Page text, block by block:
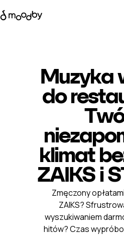
Muzyka
do
klimat
ZAIKS i
Zmęczony
ZAIKS?
wyszukiwaniem
hitów? Czas